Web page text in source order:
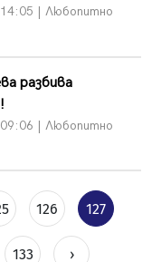
| Любопитно
разбива
| Любопитно
126 127
133 ›